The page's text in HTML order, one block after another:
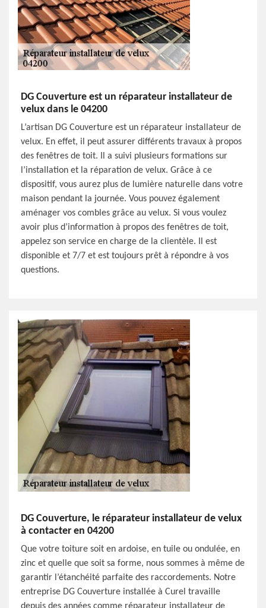
DG Couverture est un réparateur installateur de
velux dans le 04200
L’artisan DG Couverture est un réparateur installateur de
velux. En effet, il peut assurer différents travaux à propos
des fenêtres de toit. Il a suivi plusieurs formations sur
l’installation et la réparation de velux. Grâce à ce
dispositif, vous aurez plus de lumière naturelle dans votre
maison pendant la journée. Vous pouvez également
aménager vos combles grâce au velux. Si vous voulez
avoir plus d’information à propos des fenêtres de toit,
appelez son service en charge de la clientèle. Il est
disponible et 7/7 et est toujours prêt à répondre à vos
questions.
DG Couverture, le réparateur installateur de velux
à contacter en 04200
Que votre toiture soit en ardoise, en tuile ou ondulée, en
zinc et quelle que soit sa forme, nous sommes à même de
garantir l’étanchéité parfaite des raccordements. Notre
entreprise DG Couverture installée à Curel travaille